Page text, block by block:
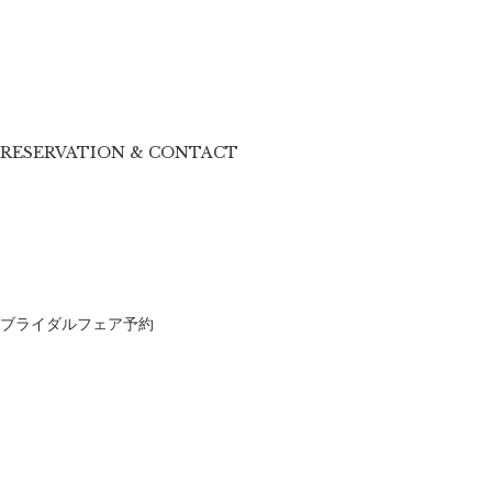
RESERVATION & CONTACT
ブライダルフェア予約